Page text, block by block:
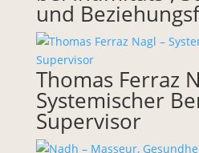
und
Thomas Ferraz
Systemischer
Supervisor